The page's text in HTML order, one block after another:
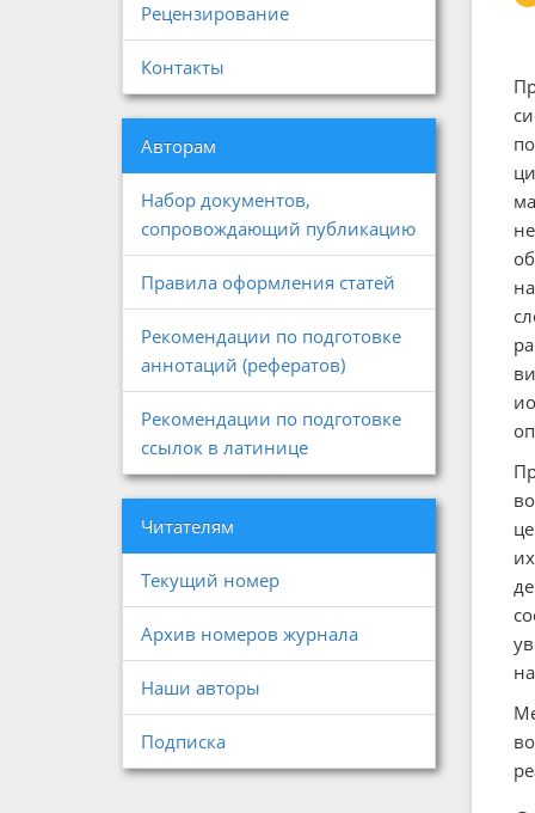
Рецензирование
Контакты
Авторам
Набор документов,
сопровождающий публикацию
Правила оформления статей
Рекомендации по подготовке
аннотаций (рефератов)
Рекомендации по подготовке
ссылок в латинице
Читателям
Текущий номер
Архив номеров журнала
Наши авторы
Подписка